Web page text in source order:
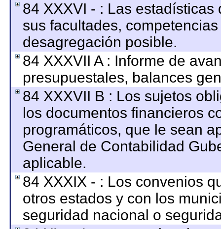
84 XXXVI - : Las
sus facultades,
desagregación posible.
84 XXXVII A : Informe de
presupuestales, balances
84 XXXVII B : Los sujetos
los documentos financieros
programáticos, que le sean
General de Contabilidad
aplicable.
84 XXXIX - : Los convenios
otros estados y con los
seguridad nacional o